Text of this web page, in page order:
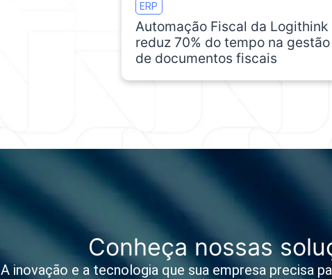
ERP
Automação Fiscal da Logithink
reduz 70% do tempo na gestão
de documentos fiscais
Conheça nossas
A inovação e a tecnologia que sua empresa precisa